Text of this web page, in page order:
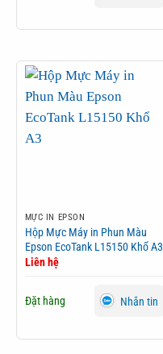
MỰC IN EPSON
Hộp Mực Máy in Phun Màu
Epson EcoTank L15150 Khổ A3
Liên hệ
Đặt hàng Nhắn tin